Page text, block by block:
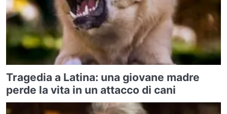
Tragedia a Latina: una giovane madre
perde la vita in un attacco di cani